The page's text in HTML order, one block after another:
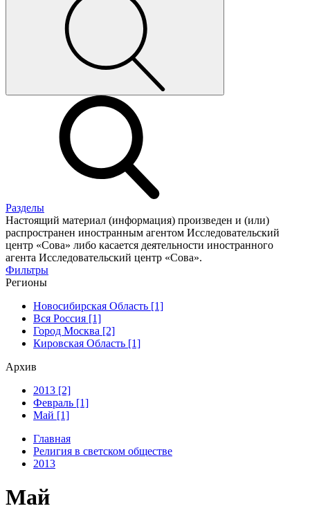
Разделы
Настоящий материал (информация) произведен и (или)
распространен иностранным агентом Исследовательский
центр «Сова» либо касается деятельности иностранного
агента Исследовательский центр «Сова».
Фильтры
Регионы
Новосибирская Область [1]
Вся Россия [1]
Город Москва [2]
Кировская Область [1]
Архив
2013 [2]
Февраль [1]
Май [1]
Главная
Религия в светском обществе
2013
Май